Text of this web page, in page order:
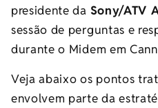
presidente da Sony/ATV
sessão de perguntas e
durante o Midem em
Veja abaixo os pontos
envolvem parte da